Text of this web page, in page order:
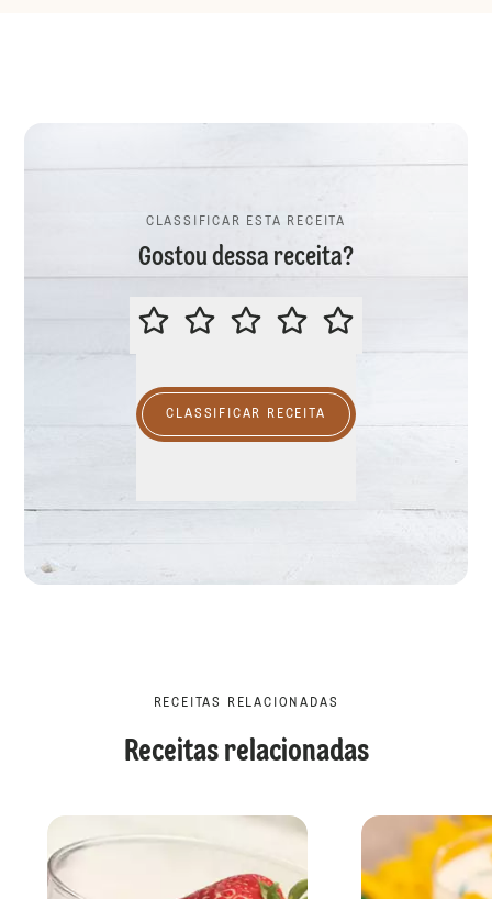
CLASSIFICAR ESTA RECEITA
Gostou dessa receita?
CLASSIFICAR ESTA RECEITA
CLASSIFICAR RECEITA
RECEITAS RELACIONADAS
Receitas relacionadas